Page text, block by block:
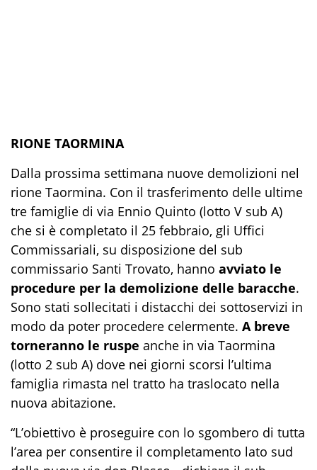
RIONE TAORMINA
Dalla prossima settimana nuove demolizioni nel
rione Taormina. Con il trasferimento delle ultime
tre famiglie di via Ennio Quinto (lotto V sub A)
che si è completato il 25 febbraio, gli Uffici
Commissariali, su disposizione del sub
commissario Santi Trovato, hanno avviato le
procedure per la demolizione delle baracche.
Sono stati sollecitati i distacchi dei sottoservizi in
modo da poter procedere celermente. A breve
torneranno le ruspe anche in via Taormina
(lotto 2 sub A) dove nei giorni scorsi l’ultima
famiglia rimasta nel tratto ha traslocato nella
nuova abitazione.
“L’obiettivo è proseguire con lo sgombero di tutta
l’area per consentire il completamento lato sud